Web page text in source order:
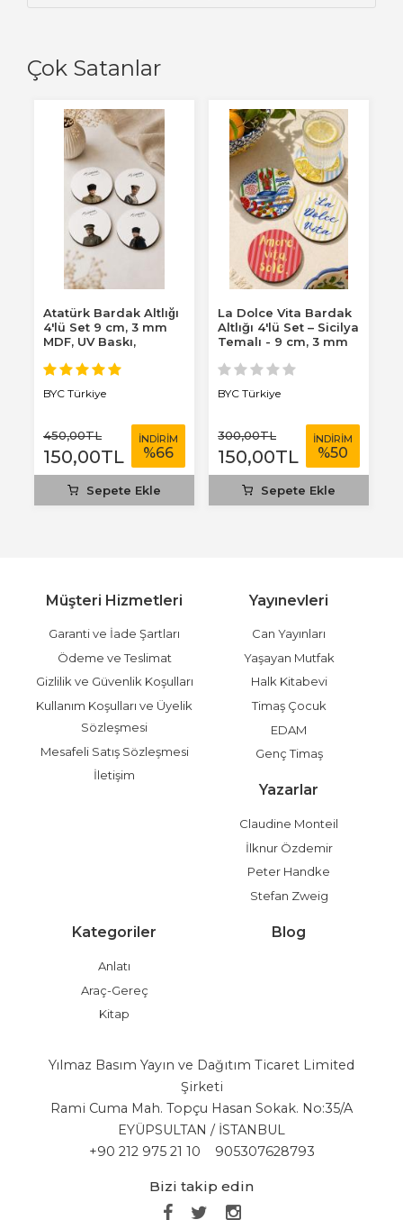
Çok Satanlar
Atatürk Bardak Altlığı
4'lü Set 9 cm, 3 mm
MDF, UV Baskı,
BYC Türkiye
450,00TL
150,00TL
İNDİRİM
%66
Sepete Ekle
La Dolce Vita Bardak
Altlığı 4'lü Set – Sicilya
Temalı - 9 cm, 3 mm
BYC Türkiye
300,00TL
150,00TL
İNDİRİM
%50
Sepete Ekle
Müşteri Hizmetleri
Garanti ve İade Şartları
Ödeme ve Teslimat
Gizlilik ve Güvenlik Koşulları
Kullanım Koşulları ve Üyelik
Sözleşmesi
Mesafeli Satış Sözleşmesi
İletişim
Yayınevleri
Can Yayınları
Yaşayan Mutfak
Halk Kitabevi
Timaş Çocuk
EDAM
Genç Timaş
Yazarlar
Claudine Monteil
İlknur Özdemir
Peter Handke
Stefan Zweig
Kategoriler
Anlatı
Araç-Gereç
Kitap
Blog
Yılmaz Basım Yayın ve Dağıtım Ticaret Limited
Şirketi
Rami Cuma Mah. Topçu Hasan Sokak. No:35/A
EYÜPSULTAN / İSTANBUL
+90 212 975 21 10
905307628793
Bizi takip edin